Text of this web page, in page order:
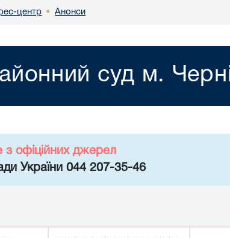
центр • Анонси
суд м.
офіційних джерел
України 044 207-35-46